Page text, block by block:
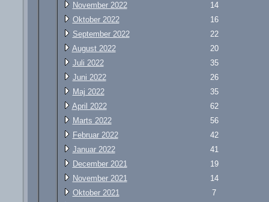
November 2022
14
Oktober 2022
16
September 2022
22
August 2022
20
Juli 2022
35
Juni 2022
26
Maj 2022
35
April 2022
62
Marts 2022
56
Februar 2022
42
Januar 2022
41
December 2021
19
November 2021
14
Oktober 2021
7